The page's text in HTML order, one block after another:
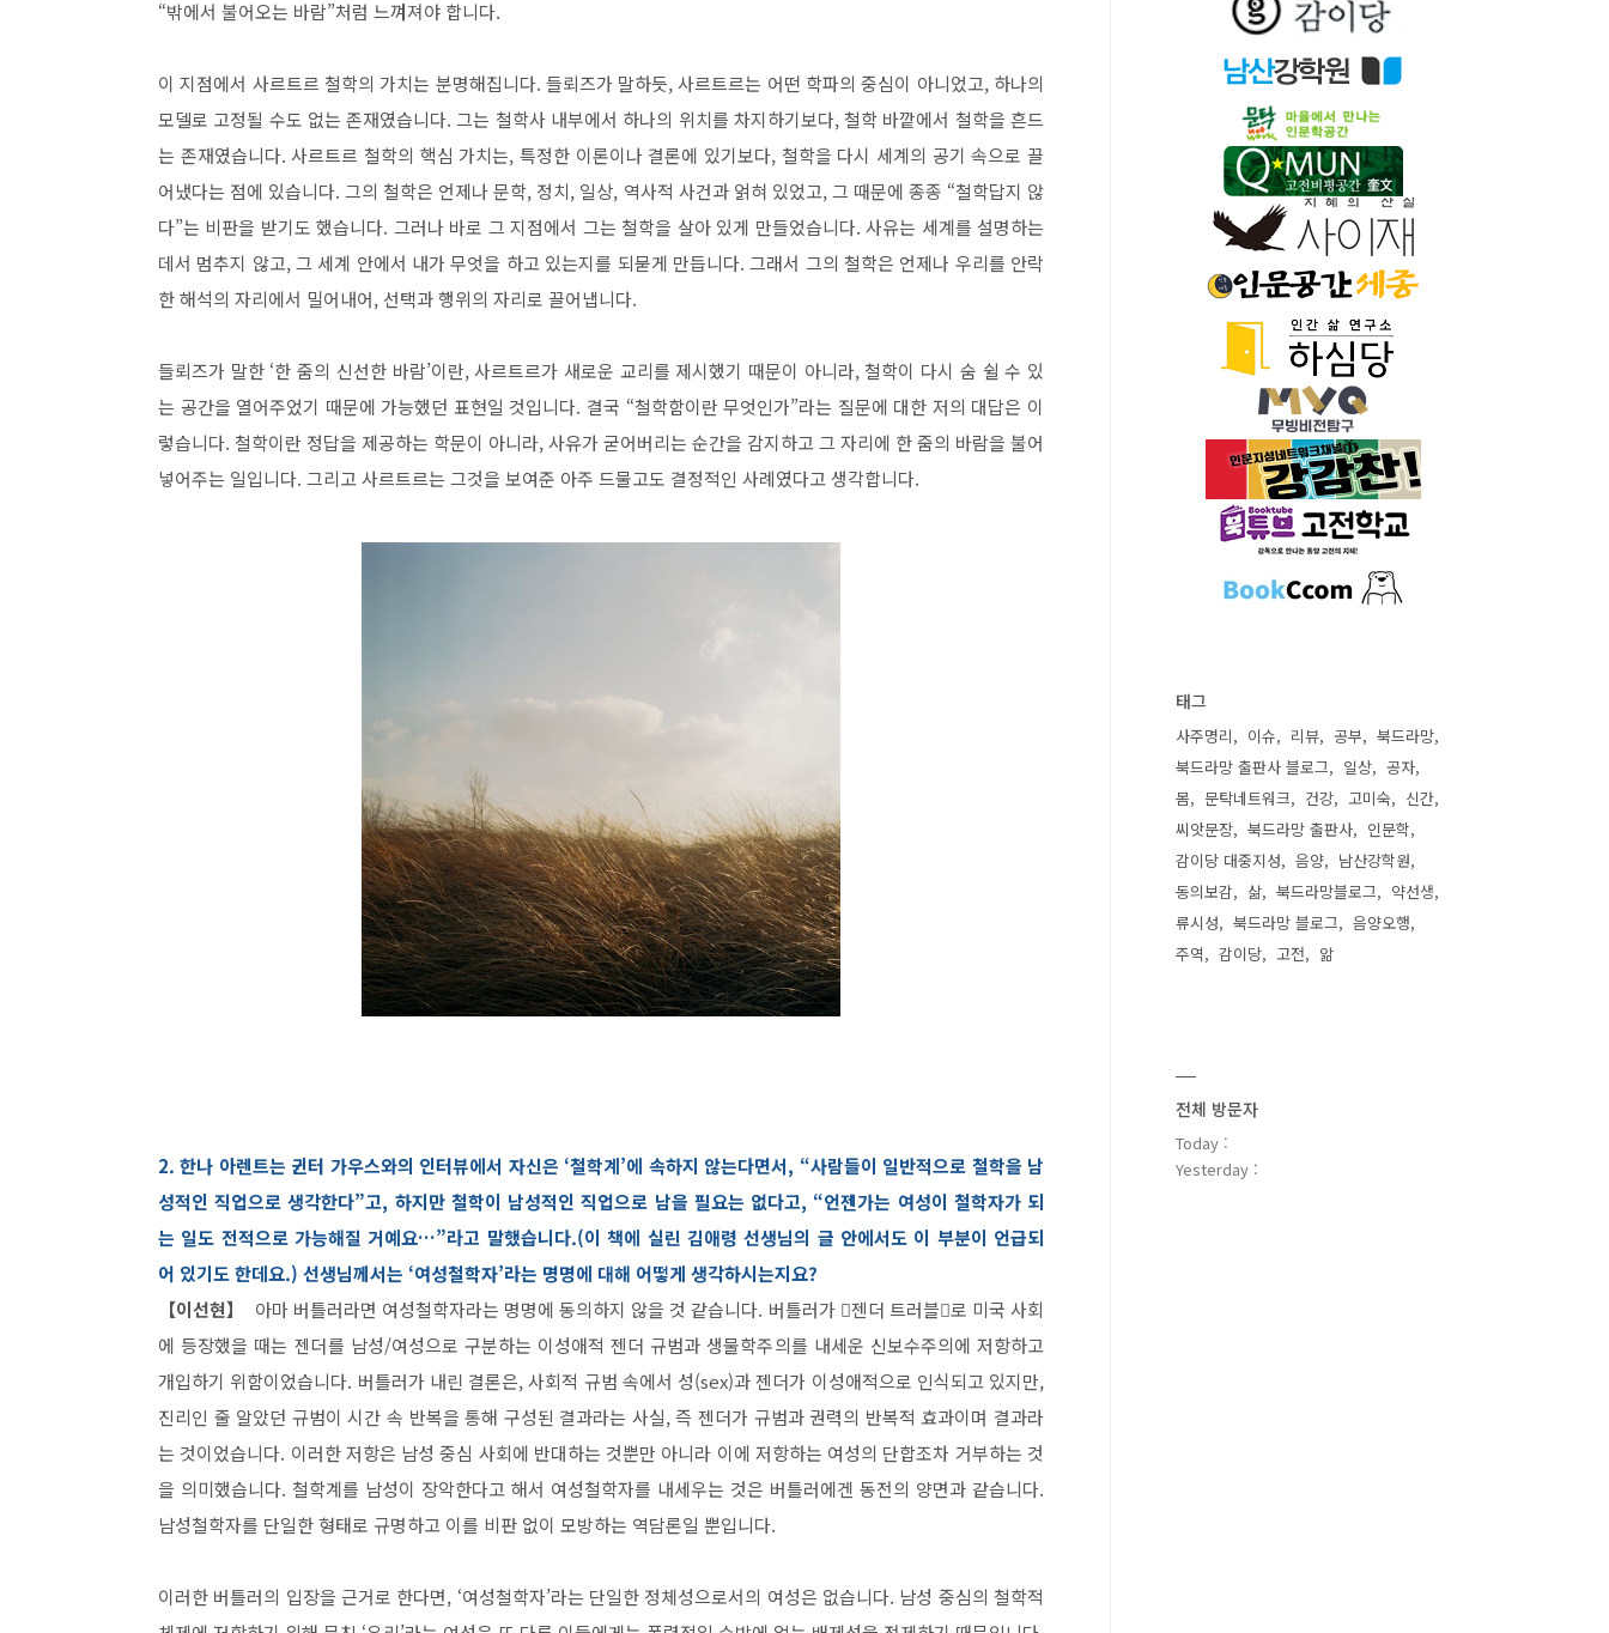
“밖에서 불어오는 바람”처럼 느껴져야 합니다.
이 지점에서 사르트르 철학의 가치는 분명해집니다. 들뢰즈가 말하듯, 사르트르는 어떤 학파의 중심이 아니었고, 하나의
모델로 고정될 수도 없는 존재였습니다. 그는 철학사 내부에서 하나의 위치를 차지하기보다, 철학 바깥에서 철학을 흔드
는 존재였습니다. 사르트르 철학의 핵심 가치는, 특정한 이론이나 결론에 있기보다, 철학을 다시 세계의 공기 속으로 끌
어냈다는 점에 있습니다. 그의 철학은 언제나 문학, 정치, 일상, 역사적 사건과 얽혀 있었고, 그 때문에 종종 “철학답지 않
다”는 비판을 받기도 했습니다. 그러나 바로 그 지점에서 그는 철학을 살아 있게 만들었습니다. 사유는 세계를 설명하는
데서 멈추지 않고, 그 세계 안에서 내가 무엇을 하고 있는지를 되묻게 만듭니다. 그래서 그의 철학은 언제나 우리를 안락
한 해석의 자리에서 밀어내어, 선택과 행위의 자리로 끌어냅니다.
들뢰즈가 말한 ‘한 줌의 신선한 바람’이란, 사르트르가 새로운 교리를 제시했기 때문이 아니라, 철학이 다시 숨 쉴 수 있
는 공간을 열어주었기 때문에 가능했던 표현일 것입니다. 결국 “철학함이란 무엇인가”라는 질문에 대한 저의 대답은 이
렇습니다. 철학이란 정답을 제공하는 학문이 아니라, 사유가 굳어버리는 순간을 감지하고 그 자리에 한 줌의 바람을 불어
넣어주는 일입니다. 그리고 사르트르는 그것을 보여준 아주 드물고도 결정적인 사례였다고 생각합니다.
2. 한나 아렌트는 귄터 가우스와의 인터뷰에서 자신은 ‘철학계’에 속하지 않는다면서, “사람들이 일반적으로 철학을 남
성적인 직업으로 생각한다”고, 하지만 철학이 남성적인 직업으로 남을 필요는 없다고, “언젠가는 여성이 철학자가 되
는 일도 전적으로 가능해질 거예요…”라고 말했습니다.(이 책에 실린 김애령 선생님의 글 안에서도 이 부분이 언급되
어 있기도 한데요.) 선생님께서는 ‘여성철학자’라는 명명에 대해 어떻게 생각하시는지요?
【이선현】
아마 버틀러라면 여성철학자라는 명명에 동의하지 않을 것 같습니다. 버틀러가 󰡔젠더 트러블󰡕로 미국 사회
에 등장했을 때는 젠더를 남성/여성으로 구분하는 이성애적 젠더 규범과 생물학주의를 내세운 신보수주의에 저항하고
개입하기 위함이었습니다. 버틀러가 내린 결론은, 사회적 규범 속에서 성(sex)과 젠더가 이성애적으로 인식되고 있지만,
진리인 줄 알았던 규범이 시간 속 반복을 통해 구성된 결과라는 사실, 즉 젠더가 규범과 권력의 반복적 효과이며 결과라
는 것이었습니다. 이러한 저항은 남성 중심 사회에 반대하는 것뿐만 아니라 이에 저항하는 여성의 단합조차 거부하는 것
을 의미했습니다. 철학계를 남성이 장악한다고 해서 여성철학자를 내세우는 것은 버틀러에겐 동전의 양면과 같습니다.
남성철학자를 단일한 형태로 규명하고 이를 비판 없이 모방하는 역담론일 뿐입니다.
이러한 버틀러의 입장을 근거로 한다면, ‘여성철학자’라는 단일한 정체성으로서의 여성은 없습니다. 남성 중심의 철학적
태그
사주명리 이슈 리뷰 공부
북드라망
북드라망 출판사 블로그
일상
공자
몸
문탁네트워크 건강 고미숙
신간
씨앗문장
북드라망 출판사
인문학
감이당 대중지성
음양
남산강학원
동의보감
삶 북드라망블로그
약선생
류시성
북드라망 블로그
음양오행
주역
감이당 고전 앎
전체 방문자
Today :
Yesterday :